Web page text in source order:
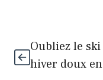
Oubliez le
hiver doux